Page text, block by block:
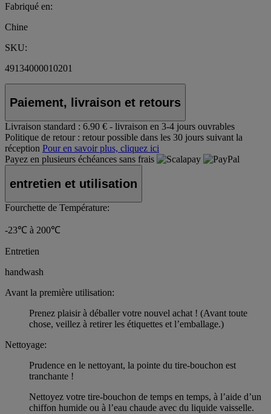
Fabriqué en:
Chine
SKU:
49134000010201
Paiement, livraison et retours
Livraison standard : 6.90 € - livraison en 3-4 jours ouvrables
Politique de retour : retour possible dans les 30 jours suivant la
réception Pour en savoir plus, cliquez ici
Payez en plusieurs échéances sans frais
entretien et utilisation
Fourchette de Température:
-23℃ à 200℃
Entretien
handwash
Avant la première utilisation:
Prenez plaisir à déballer votre nouvel achat ! (Avant toute
chose, veillez à retirer les étiquettes et l’emballage.)
Nettoyage:
Prudence en le nettoyant, la pointe du tire-bouchon est
tranchante !
Nettoyez votre tire-bouchon de temps en temps, à l’aide d’un
chiffon humide ou à l’eau chaude avec du liquide vaisselle.